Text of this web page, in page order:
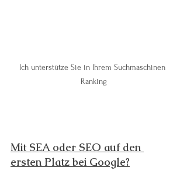
Ich unterstütze Sie in Ihrem Suchmaschinen
Ranking
Mit SEA oder SEO auf den
ersten Platz bei Google?